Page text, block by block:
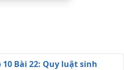
Bài 22: Quy luật sinh